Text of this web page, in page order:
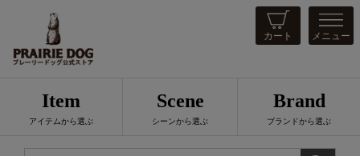
カート メニュー
Item
アイテムから選ぶ
Scene
シーンから選ぶ
Brand
ブランドから選ぶ